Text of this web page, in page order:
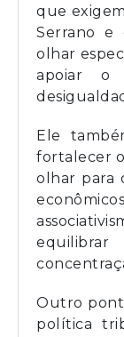
que
Serrano e
olhar
apoiar o
Ele
fortalecer
olhar para
Outro
política